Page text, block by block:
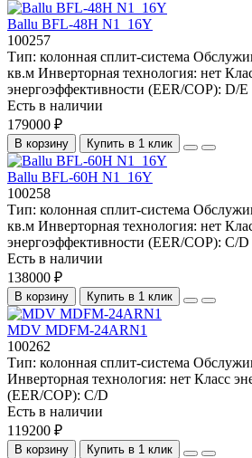
Ballu BFL-48H N1_16Y
100257
Тип: колонная сплит-система
кв.м Инверторная технология: нет
энергоэффективности (EER/COP): D/E
Есть в наличии
179000 ₽
В корзину Купить в 1 клик
Ballu BFL-60H N1_16Y
100258
Тип: колонная сплит-система
кв.м Инверторная технология: нет
энергоэффективности (EER/COP): C/D
Есть в наличии
138000 ₽
В корзину Купить в 1 клик
MDV MDFM-24ARN1
100262
Тип: колонная сплит-система
Инверторная технология: нет Класс
(EER/COP): C/D
Есть в наличии
119200 ₽
В корзину Купить в 1 клик